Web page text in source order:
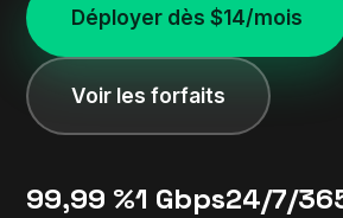
Déployer dès $14/mois
Voir les forfaits
99,99 %1 Gbps24/7/